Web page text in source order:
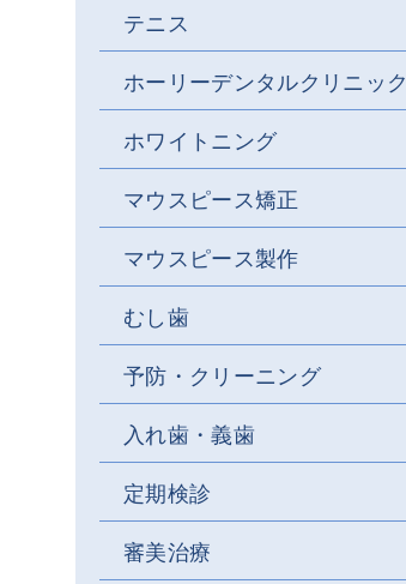
テニス
ホーリーデンタルクリニック
ホワイトニング
マウスピース矯正
マウスピース製作
むし歯
予防・クリーニング
入れ歯・義歯
定期検診
審美治療